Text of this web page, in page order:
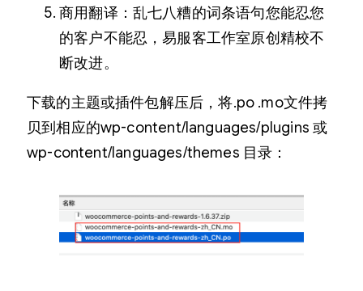
商用翻译：乱七八糟的词条语句您能忍您
的客户不能忍，易服客工作室原创精校不
断改进。
下载的主题或插件包解压后，将.po .mo文件拷
贝到相应的wp-content/languages/plugins 或
wp-content/languages/themes 目录：